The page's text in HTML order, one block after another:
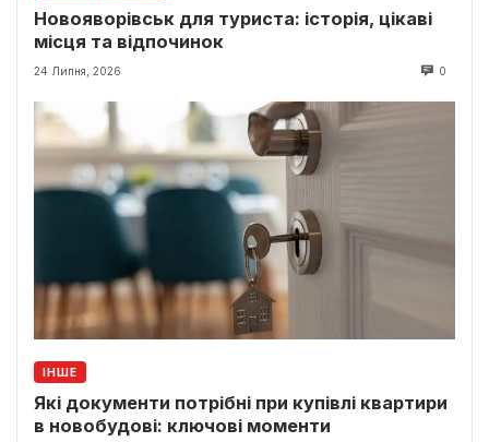
Новояворівськ для туриста: історія, цікаві
місця та відпочинок
24 Липня, 2026 0
ІНШЕ
Які документи потрібні при купівлі квартири
в новобудові: ключові моменти